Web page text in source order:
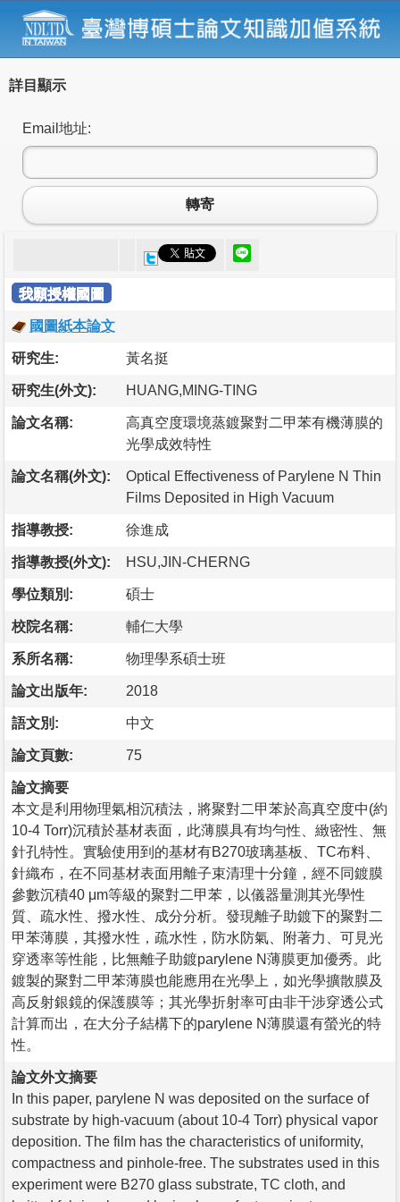
詳目顯示
Email地址:
轉寄
我願授權國圖
國圖紙本論文
研究生: 黃名挺
研究生(外文): HUANG,MING-TING
論文名稱:
高真空度環境蒸鍍聚對二甲苯有機薄膜的
光學成效特性
論文名稱(外文):
Optical Effectiveness of Parylene N Thin
Films Deposited in High Vacuum
指導教授: 徐進成
指導教授(外文): HSU,JIN-CHERNG
學位類別: 碩士
校院名稱: 輔仁大學
系所名稱: 物理學系碩士班
論文出版年: 2018
語文別: 中文
論文頁數: 75
論文摘要
本文是利用物理氣相沉積法，將聚對二甲苯於高真空度中(約
10-4 Torr)沉積於基材表面，此薄膜具有均勻性、緻密性、無
針孔特性。實驗使用到的基材有B270玻璃基板、TC布料、
針織布，在不同基材表面用離子束清理十分鐘，經不同鍍膜
參數沉積40 μm等級的聚對二甲苯，以儀器量測其光學性
質、疏水性、撥水性、成分分析。發現離子助鍍下的聚對二
甲苯薄膜，其撥水性，疏水性，防水防氣、附著力、可見光
穿透率等性能，比無離子助鍍parylene N薄膜更加優秀。此
鍍製的聚對二甲苯薄膜也能應用在光學上，如光學擴散膜及
高反射銀鏡的保護膜等；其光學折射率可由非干涉穿透公式
計算而出，在大分子結構下的parylene N薄膜還有螢光的特
性。
論文外文摘要
In this paper, parylene N was deposited on the surface of
substrate by high-vacuum (about 10-4 Torr) physical vapor
deposition. The film has the characteristics of uniformity,
compactness and pinhole-free. The substrates used in this
experiment were B270 glass substrate, TC cloth, and